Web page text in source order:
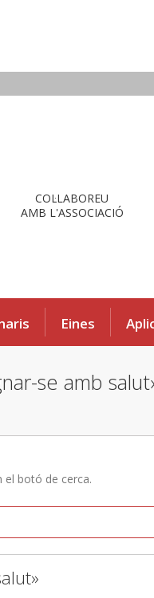
COL·LABOREU
AMB L'ASSOCIACIÓ
Eines
se amb
el botó de cerca.